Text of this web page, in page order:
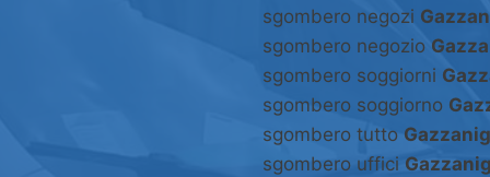
sgombero negozi
sgombero negozio
sgombero soggiorni
sgombero soggiorno
sgombero tutto
sgombero uffici